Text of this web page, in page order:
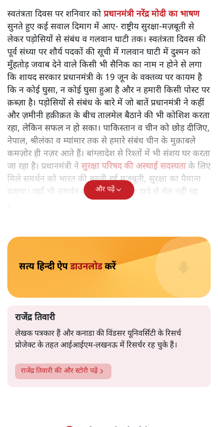
स्वतंत्रता दिवस पर प्रधानमंत्री मोदी ने भाषण दिया।
राजेंद्र तिवारी
स्वतंत्रता दिवस पर शनिवार को प्रधानमंत्री नरेंद्र मोदी का भाषण सुनते
हुए कई सवाल दिमाग में आए- राष्ट्रीय सुरक्षा-मज़बूती से लेकर
स्वतंत्रता दिवस पर शनिवार कोप्रधानमंत्री नरेंद्र मोदी का भाषण
सुनते हुए कई सवाल दिमाग में आए- राष्ट्रीय सुरक्षा-मज़बूती से
लेकर पड़ोसियों से संबंध व गलवान घाटी तक। स्वतंत्रता दिवस की
मुँहतोड़ जवाब देने वाले किसी भी सैनिक का नाम न होने से लगा
कि शायद सरकार प्रधानमंत्री के 19 जून के वक्तव्य पर कायम है
कि न कोई घुसा, न कोई घुसा हुआ है और न हमारी किसी पोस्ट पर
क़ब्ज़ा है। पड़ोसियों से संबंध के बारे में जो बातें प्रधानमंत्री ने कहीं
और ज़मीनी हक़ीक़त के बीच तालमेल बैठाने की भी कोशिश करता
रहा, लेकिन सफल न हो सका। पाकिस्तान व चीन को छोड़ दीजिए,